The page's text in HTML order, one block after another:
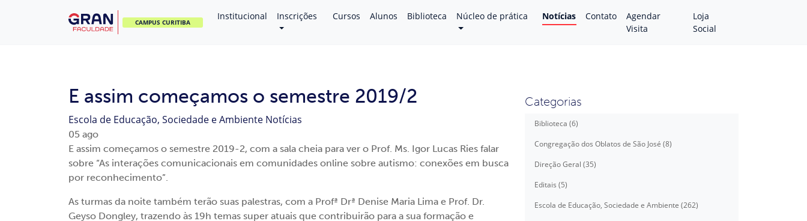
CAMPUS CURITIBA
Institucional Inscrições Cursos Alunos Biblioteca Núcleo de prática Notícias Contato
Agendar
Visita
Loja
Social
E assim começamos o semestre 2019/2
Escola de Educação, Sociedade e Ambiente Notícias
05 ago
E assim começamos o semestre 2019-2, com a sala cheia para ver o Prof. Ms. Igor Lucas Ries falar
sobre “As interações comunicacionais em comunidades online sobre autismo: conexões em busca
por reconhecimento”.
As turmas da noite também terão suas palestras, com a Profª Drª Denise Maria Lima e Prof. Dr.
Geyso Dongley, trazendo às 19h temas super atuais que contribuirão para a sua formação e
Categorias
Biblioteca (6)
Congregação dos Oblatos de São José (8)
Direção Geral (35)
Editais (5)
Escola de Educação, Sociedade e Ambiente (262)